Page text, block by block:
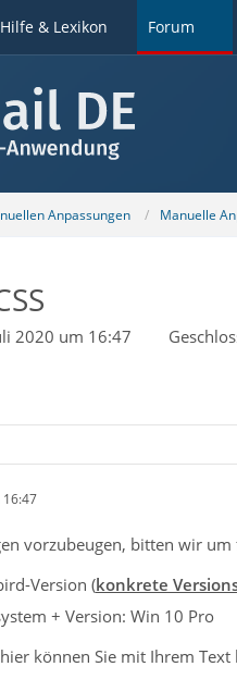
Hilfe & Lexikon Forum
Anpassungen Manuelle
2020 um 16:47
16:47
vorzubeugen, bitten wir um
Version (konkrete
+ Version: Win 10 Pro
können Sie mit Ihrem